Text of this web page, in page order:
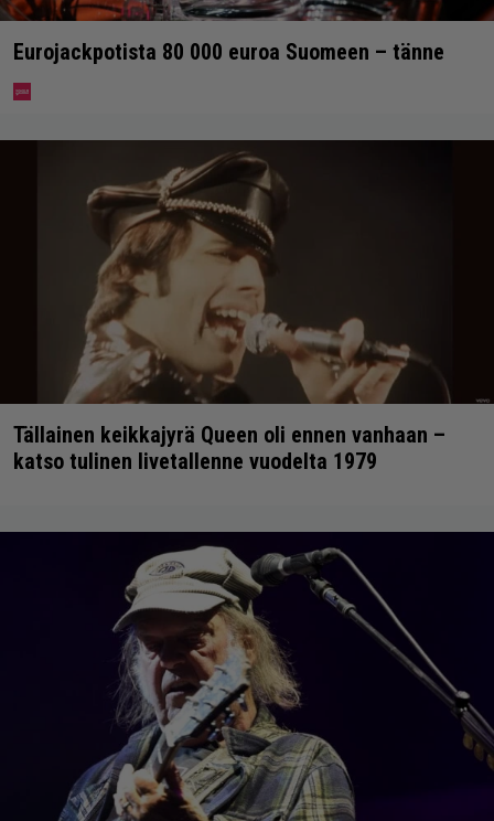
Eurojackpotista 80 000 euroa Suomeen – tänne
Tällainen keikkajyrä Queen oli ennen vanhaan –
katso tulinen livetallenne vuodelta 1979